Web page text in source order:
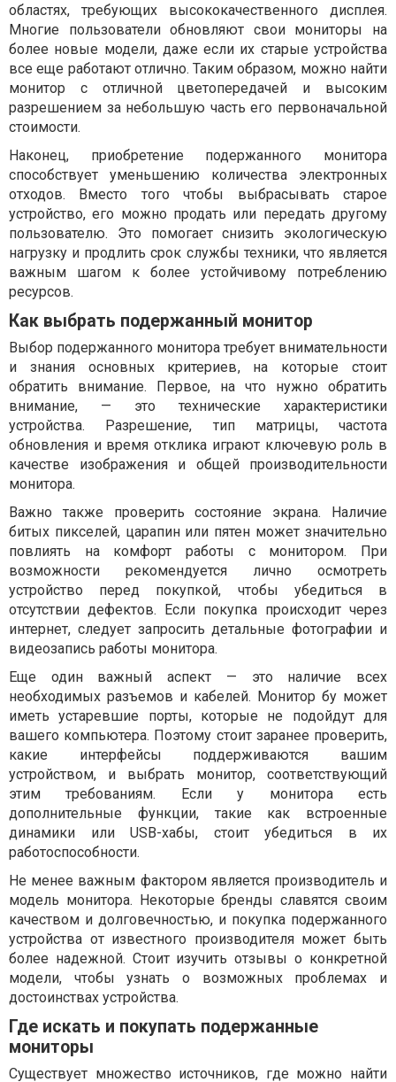
областях, требующих высококачественного дисплея.
Многие пользователи обновляют свои мониторы на
более новые модели, даже если их старые устройства
все еще работают отлично. Таким образом, можно найти
монитор с отличной цветопередачей и высоким
разрешением за небольшую часть его первоначальной
стоимости.
Наконец, приобретение подержанного монитора
способствует уменьшению количества электронных
отходов. Вместо того чтобы выбрасывать старое
устройство, его можно продать или передать другому
пользователю. Это помогает снизить экологическую
нагрузку и продлить срок службы техники, что является
важным шагом к более устойчивому потреблению
ресурсов.
Как выбрать подержанный монитор
Выбор подержанного монитора требует внимательности
и знания основных критериев, на которые стоит
обратить внимание. Первое, на что нужно обратить
внимание, — это технические характеристики
устройства. Разрешение, тип матрицы, частота
обновления и время отклика играют ключевую роль в
качестве изображения и общей производительности
монитора.
Важно также проверить состояние экрана. Наличие
битых пикселей, царапин или пятен может значительно
повлиять на комфорт работы с монитором. При
возможности рекомендуется лично осмотреть
устройство перед покупкой, чтобы убедиться в
отсутствии дефектов. Если покупка происходит через
интернет, следует запросить детальные фотографии и
видеозапись работы монитора.
Еще один важный аспект — это наличие всех
необходимых разъемов и кабелей. Монитор бу может
иметь устаревшие порты, которые не подойдут для
вашего компьютера. Поэтому стоит заранее проверить,
какие интерфейсы поддерживаются вашим
устройством, и выбрать монитор, соответствующий
этим требованиям. Если у монитора есть
дополнительные функции, такие как встроенные
динамики или USB-хабы, стоит убедиться в их
работоспособности.
Не менее важным фактором является производитель и
модель монитора. Некоторые бренды славятся своим
качеством и долговечностью, и покупка подержанного
устройства от известного производителя может быть
более надежной. Стоит изучить отзывы о конкретной
модели, чтобы узнать о возможных проблемах и
достоинствах устройства.
Где искать и покупать подержанные
мониторы
Существует множество источников, где можно найти